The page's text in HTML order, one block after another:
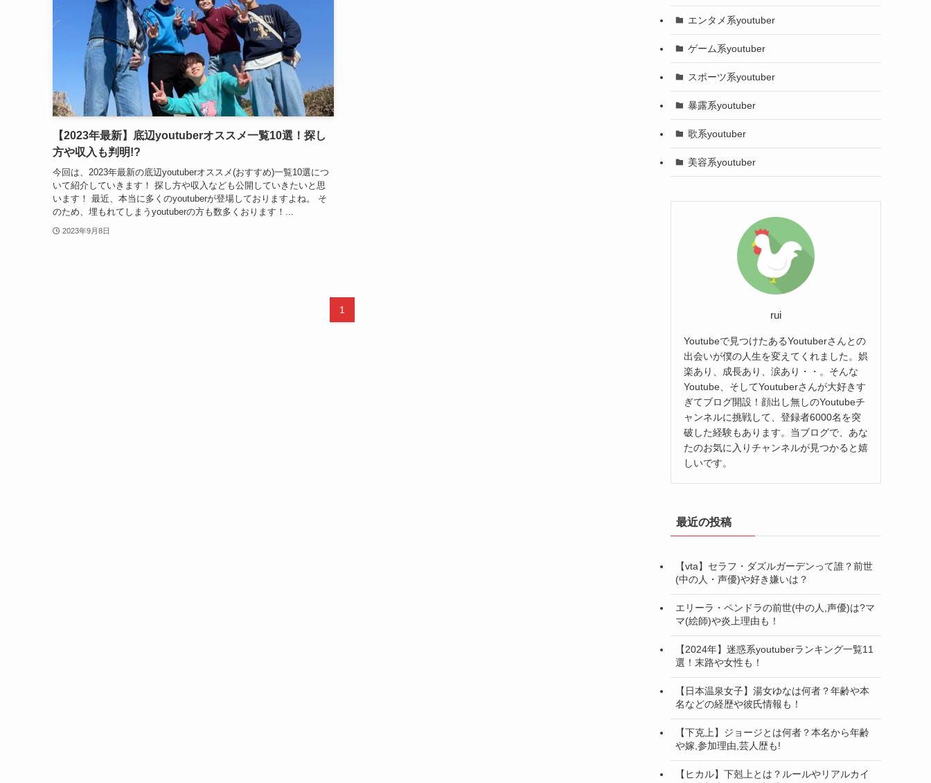
【2023年最新】底辺youtuberオススメ一覧10選！探し
方や収入も判明!?
今回は、2023年最新の底辺youtuberオススメ(おすすめ)一覧10選につ
いて紹介していきます！ 探し方や収入なども公開していきたいと思
います！ 最近、本当に多くのyoutuberが登場しておりますよね。 そ
のため、埋もれてしまうyoutuberの方も数多くおります！...
2023年9月8日
1
エンタメ系youtuber
ゲーム系youtuber
スポーツ系youtuber
暴露系youtuber
歌系youtuber
美容系youtuber
rui
Youtubeで見つけたあるYoutuberさんとの
出会いが僕の人生を変えてくれました。娯
楽あり、成長あり、涙あり・・。そんな
Youtube、そしてYoutuberさんが大好きす
ぎてブログ開設！顔出し無しのYoutubeチ
ャンネルに挑戦して、登録者6000名を突
破した経験もあります。当ブログで、あな
たのお気に入りチャンネルが見つかると嬉
しいです。
最近の投稿
【vta】セラフ・ダズルガーデンって誰？前世
(中の人・声優)や好き嫌いは？
エリーラ・ペンドラの前世(中の人,声優)は?マ
マ(絵師)や炎上理由も！
【2024年】迷惑系youtuberランキング一覧11
選！末路や女性も！
【日本温泉女子】湯女ゆなは何者？年齢や本
名などの経歴や彼氏情報も！
【下克上】ジョージとは何者？本名から年齢
や嫁,参加理由,芸人歴も!
【ヒカル】下剋上とは？ルールやリアルカイ